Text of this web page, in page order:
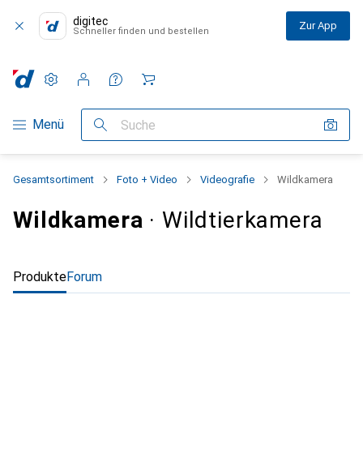
digitec
Schneller finden und bestellen Zur App
Navigation nach Kategorien
Menü Suche
Einstellungen
Kundenkonto
Vergleichslisten
Merklisten
Warenkorb
Gesamtsortiment Foto + Video Videografie Wildkamera
Wildkamera · Wildtierkamera
ProdukteForum